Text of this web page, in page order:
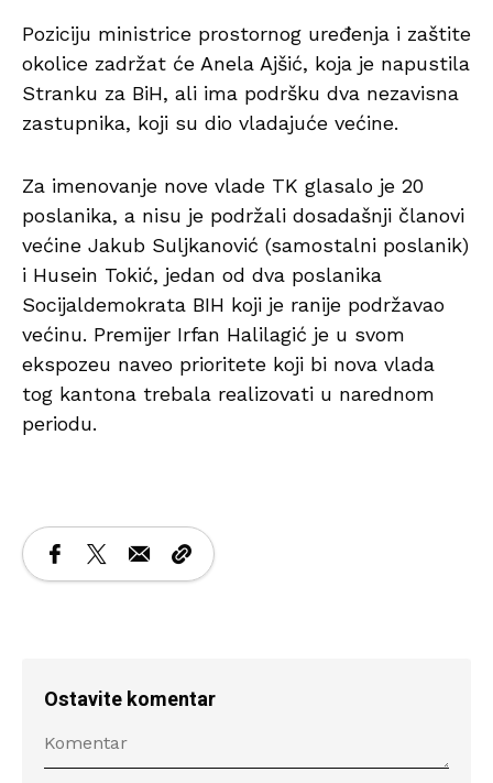
Poziciju ministrice prostornog uređenja i zaštite
okolice zadržat će Anela Ajšić, koja je napustila
Stranku za BiH, ali ima podršku dva nezavisna
zastupnika, koji su dio vladajuće većine.
Za imenovanje nove vlade TK glasalo je 20
poslanika, a nisu je podržali dosadašnji članovi
većine Jakub Suljkanović (samostalni poslanik)
i Husein Tokić, jedan od dva poslanika
Socijaldemokrata BIH koji je ranije podržavao
većinu. Premijer Irfan Halilagić je u svom
ekspozeu naveo prioritete koji bi nova vlada
tog kantona trebala realizovati u narednom
periodu.
Ostavite komentar